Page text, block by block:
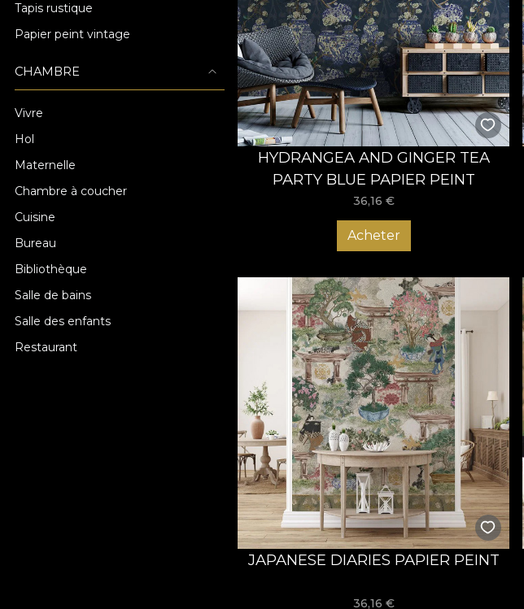
Tapis rustique
Papier peint vintage
CHAMBRE
Vivre
Hol
Maternelle
Chambre à coucher
Cuisine
Bureau
Bibliothèque
Salle de bains
Salle des enfants
Restaurant
HYDRANGEA AND GINGER TEA
PARTY BLUE PAPIER PEINT
36,16 €
Acheter
JAPANESE DIARIES PAPIER PEINT
36,16 €